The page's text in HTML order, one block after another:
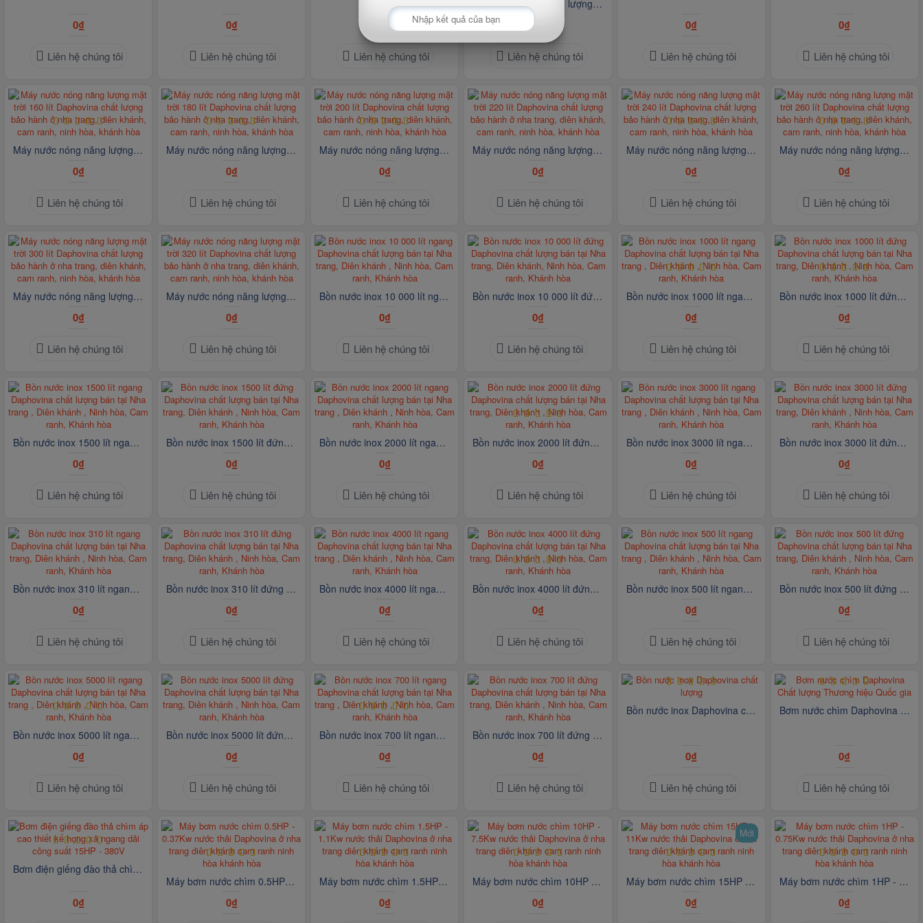
0₫
Liên hệ chúng tôi
0₫
Liên hệ chúng tôi
0₫
Liên hệ chúng tôi
Máy nước nóng năng lượng mặt trời 130 lít Daphovina chất lượng bảo hành 5 năm ở nha trang, diên khánh, cam ranh, ninh hòa, khánh hòa
0₫
Liên hệ chúng tôi
0₫
Liên hệ chúng tôi
0₫
Liên hệ chúng tôi
Máy nước nóng năng lượng mặt trời 160 lít Daphovina chất lượng bảo hành ở nha trang, diên khánh, cam ranh, ninh hòa, khánh hòa
0₫
Liên hệ chúng tôi
Máy nước nóng năng lượng mặt trời 180 lít Daphovina chất lượng bảo hành ở nha trang, diên khánh, cam ranh, ninh hòa, khánh hòa
0₫
Liên hệ chúng tôi
Máy nước nóng năng lượng mặt trời 200 lít Daphovina chất lượng bảo hành ở nha trang, diên khánh, cam ranh, ninh hòa, khánh hòa
0₫
Liên hệ chúng tôi
Máy nước nóng năng lượng mặt trời 220 lít Daphovina chất lượng bảo hành ở nha trang, diên khánh, cam ranh, ninh hòa, khánh hòa
0₫
Liên hệ chúng tôi
Máy nước nóng năng lượng mặt trời 240 lít Daphovina chất lượng bảo hành ở nha trang, diên khánh, cam ranh, ninh hòa, khánh hòa
0₫
Liên hệ chúng tôi
Máy nước nóng năng lượng mặt trời 260 lít Daphovina chất lượng bảo hành ở nha trang, diên khánh, cam ranh, ninh hòa, khánh hòa
0₫
Liên hệ chúng tôi
Máy nước nóng năng lượng mặt trời 300 lít Daphovina chất lượng bảo hành ở nha trang, diên khánh, cam ranh, ninh hòa, khánh hòa
0₫
Liên hệ chúng tôi
Máy nước nóng năng lượng mặt trời 320 lít Daphovina chất lượng bảo hành ở nha trang, diên khánh, cam ranh, ninh hòa, khánh hòa
0₫
Liên hệ chúng tôi
Bồn nước inox 10 000 lít ngang Daphovina chất lượng bán tại Nha trang, Diên khánh , Ninh hòa, Cam ranh, Khánh hòa
0₫
Liên hệ chúng tôi
Bồn nước inox 10 000 lít đứng Daphovina chất lượng bán tại Nha trang, Diên khánh, Ninh hòa, Cam ranh, Khánh hòa
0₫
Liên hệ chúng tôi
Bồn nước inox 1000 lít ngang Daphovina chất lượng bán tại Nha trang , Diên khánh , Ninh hòa, Cam ranh, Khánh hòa
0₫
Liên hệ chúng tôi
Bồn nước inox 1000 lít đứng Daphovina chất lượng bán tại Nha trang, Diên khánh , Ninh hòa, Cam ranh, Khánh hòa
0₫
Liên hệ chúng tôi
Bồn nước inox 1500 lít ngang Daphovina chất lượng bán tại Nha trang , Diên khánh , Ninh hòa, Cam ranh, Khánh hòa
0₫
Liên hệ chúng tôi
Bồn nước inox 1500 lít đứng Daphovina chất lượng bán tại Nha trang, Diên khánh , Ninh hòa, Cam ranh, Khánh hòa
0₫
Liên hệ chúng tôi
Bồn nước inox 2000 lít ngang Daphovina chất lượng bán tại Nha trang , Diên khánh , Ninh hòa, Cam ranh, Khánh hòa
0₫
Liên hệ chúng tôi
Bồn nước inox 2000 lít đứng Daphovina chất lượng bán tại Nha trang, Diên khánh , Ninh hòa, Cam ranh, Khánh hòa
0₫
Liên hệ chúng tôi
Bồn nước inox 3000 lít ngang Daphovina chất lượng bán tại Nha trang , Diên khánh , Ninh hòa, Cam ranh, Khánh hòa
0₫
Liên hệ chúng tôi
Bồn nước inox 3000 lít đứng Daphovina chất lượng bán tại Nha trang, Diên khánh , Ninh hòa, Cam ranh, Khánh hòa
0₫
Liên hệ chúng tôi
Bồn nước inox 310 lít ngang Daphovina chất lượng bán tại Nha trang, Diên khánh , Ninh hòa, Cam ranh, Khánh hòa
0₫
Liên hệ chúng tôi
Bồn nước inox 310 lít đứng Daphovina chất lượng bán tại Nha trang, Diên khánh , Ninh hòa, Cam ranh, Khánh hòa
0₫
Liên hệ chúng tôi
Bồn nước inox 4000 lít ngang Daphovina chất lượng bán tại Nha trang , Diên khánh , Ninh hòa, Cam ranh, Khánh hòa
0₫
Liên hệ chúng tôi
Bồn nước inox 4000 lít đứng Daphovina chất lượng bán tại Nha trang, Diên khánh , Ninh hòa, Cam ranh, Khánh hòa
0₫
Liên hệ chúng tôi
Bồn nước inox 500 lít ngang Daphovina chất lượng bán tại Nha trang , Diên khánh , Ninh hòa, Cam ranh, Khánh hòa
0₫
Liên hệ chúng tôi
Bồn nước inox 500 lít đứng Daphovina chất lượng bán tại Nha trang, Diên khánh , Ninh hòa, Cam ranh, Khánh hòa
0₫
Liên hệ chúng tôi
Bồn nước inox 5000 lít ngang Daphovina chất lượng bán tại Nha trang , Diên khánh , Ninh hòa, Cam ranh, Khánh hòa
0₫
Liên hệ chúng tôi
Bồn nước inox 5000 lít đứng Daphovina chất lượng bán tại Nha trang, Diên khánh , Ninh hòa, Cam ranh, Khánh hòa
0₫
Liên hệ chúng tôi
Bồn nước inox 700 lít ngang Daphovina chất lượng bán tại Nha trang , Diên khánh , Ninh hòa, Cam ranh, Khánh hòa
0₫
Liên hệ chúng tôi
Bồn nước inox 700 lít đứng Daphovina chất lượng bán tại Nha trang, Diên khánh , Ninh hòa, Cam ranh, Khánh hòa
0₫
Liên hệ chúng tôi
Bồn nước inox Daphovina chất lượng
0₫
Liên hệ chúng tôi
Bơm nước chìm Daphovina Chất lượng Thương hiệu Quốc gia
0₫
Liên hệ chúng tôi
Bơm điện giếng đào thả chìm áp cao thiết kế họng xả ngang dải công suất 15HP - 380V
0₫
Máy bơm nước chìm 0.5HP - 0.37Kw nước thải Daphovina ở nha trang diên khánh cam ranh ninh hòa khánh hòa
0₫
Máy bơm nước chìm 1.5HP - 1.1Kw nước thải Daphovina ở nha trang diên khánh cam ranh ninh hòa khánh hòa
0₫
Máy bơm nước chìm 10HP - 7.5Kw nước thải Daphovina ở nha trang diên khánh cam ranh ninh hòa khánh hòa
0₫
Mới
Máy bơm nước chìm 15HP - 11Kw nước thải Daphovina ở nha trang diên khánh cam ranh ninh hòa khánh hòa
0₫
Máy bơm nước chìm 1HP - 0.75Kw nước thải Daphovina ở nha trang diên khánh cam ranh ninh hòa khánh hòa
0₫